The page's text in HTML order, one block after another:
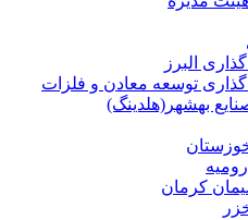
البرز
توسعه معادن و فلزات
بهشهر(هلدینگ)
کرمان